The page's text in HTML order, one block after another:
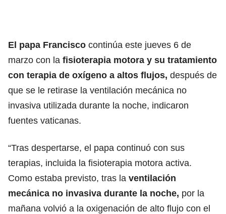
El papa Francisco continúa este jueves 6 de
marzo con la fisioterapia motora y su tratamiento
con terapia de oxígeno a altos flujos, después de
que se le retirase la ventilación mecánica no
invasiva utilizada durante la noche, indicaron
fuentes vaticanas.
“Tras despertarse, el papa continuó con sus
terapias, incluida la fisioterapia motora activa.
Como estaba previsto, tras la ventilación
mecánica no invasiva durante la noche, por la
mañana volvió a la oxigenación de alto flujo con el